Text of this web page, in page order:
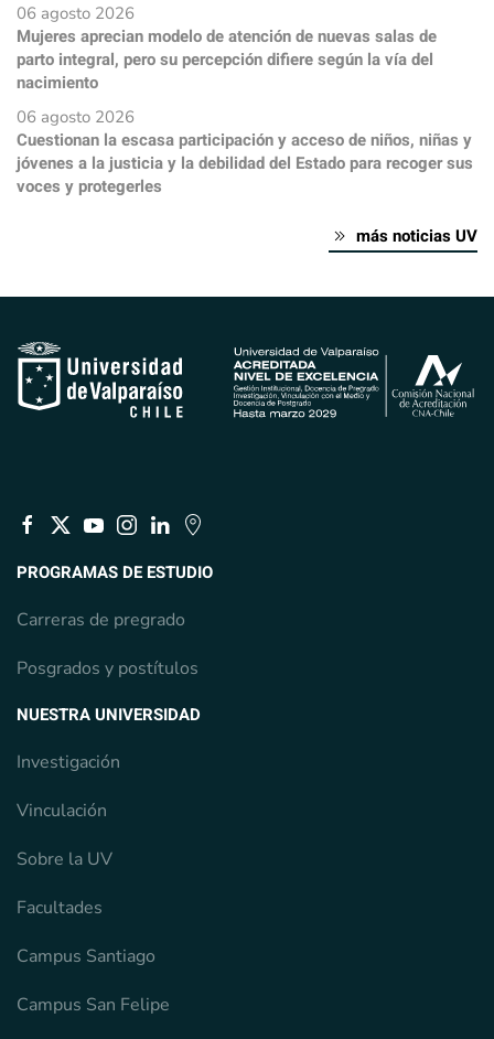
06 agosto 2026
Mujeres aprecian modelo de atención de nuevas salas de
parto integral, pero su percepción difiere según la vía del
nacimiento
06 agosto 2026
Cuestionan la escasa participación y acceso de niños, niñas y
jóvenes a la justicia y la debilidad del Estado para recoger sus
voces y protegerles
más noticias UV
PROGRAMAS DE ESTUDIO
Carreras de pregrado
Posgrados y postítulos
NUESTRA UNIVERSIDAD
Investigación
Vinculación
Sobre la UV
Facultades
Campus Santiago
Campus San Felipe